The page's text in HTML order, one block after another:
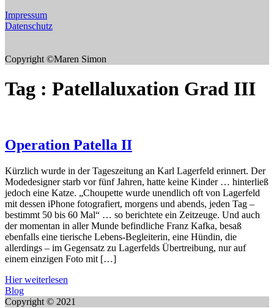
Impressum
Datenschutz
Copyright ©Maren Simon
Tag : Patellaluxation Grad III
Operation Patella II
Kürzlich wurde in der Tageszeitung an Karl Lagerfeld erinnert. Der
Modedesigner starb vor fünf Jahren, hatte keine Kinder … hinterließ
jedoch eine Katze. „Choupette wurde unendlich oft von Lagerfeld
mit dessen iPhone fotografiert, morgens und abends, jeden Tag –
bestimmt 50 bis 60 Mal“ … so berichtete ein Zeitzeuge. Und auch
der momentan in aller Munde befindliche Franz Kafka, besaß
ebenfalls eine tierische Lebens-Begleiterin, eine Hündin, die
allerdings – im Gegensatz zu Lagerfelds Übertreibung, nur auf
einem einzigen Foto mit […]
Hier weiterlesen
Blog
Copyright © 2021